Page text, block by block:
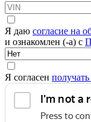
Я даю согласие на
и ознакомлен (-а) с
Я согласен